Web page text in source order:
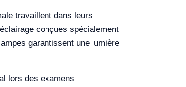
travaillent dans leurs
conçues spécialement
garantissent une lumière
lors des examens